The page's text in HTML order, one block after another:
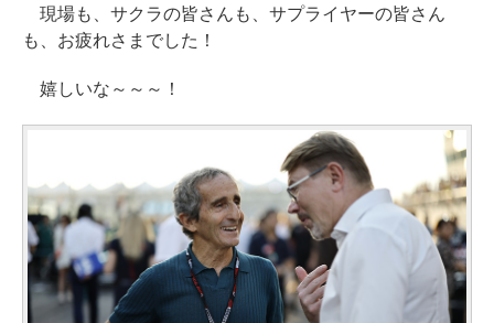
現場も、サクラの皆さんも、サプライヤーの皆さん
も、お疲れさまでした！
嬉しいな～～～！